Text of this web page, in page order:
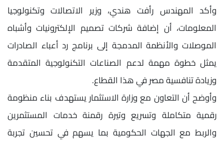
وأكد المهندس رأفت هندي، وزير الاتصالات وتكنولوجيا
المعلومات، أن إضافة شركات تصميم الإلكترونيات وأشباه
الموصلات والأنظمة المدمجة إلى برنامج رد أعباء الصادرات
يمثل خطوة مهمة لدعم الصناعات التكنولوجية المتقدمة
وزيادة تنافسية مصر في هذا القطاع.
وأوضح أن التعاون مع وزارة الاستثمار يستهدف بناء منظومة
رقمية متكاملة وتسريع وتيرة رقمنة خدمات المستثمرين
والربط مع الجهات الحكومية بما يسهم في تحسين تجربة